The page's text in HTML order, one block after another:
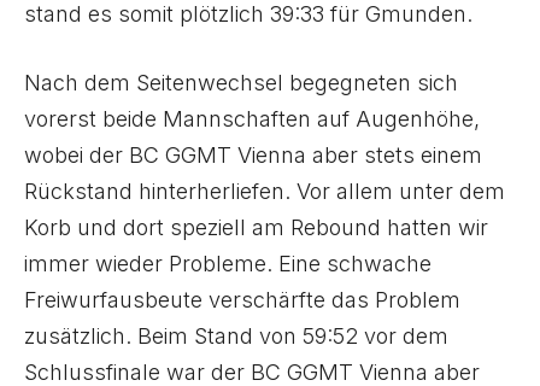
stand es somit plötzlich 39:33 für Gmunden.
Nach dem Seitenwechsel begegneten sich
vorerst beide Mannschaften auf Augenhöhe,
wobei der BC GGMT Vienna aber stets einem
Rückstand hinterherliefen. Vor allem unter dem
Korb und dort speziell am Rebound hatten wir
immer wieder Probleme. Eine schwache
Freiwurfausbeute verschärfte das Problem
zusätzlich. Beim Stand von 59:52 vor dem
Schlussfinale war der BC GGMT Vienna aber